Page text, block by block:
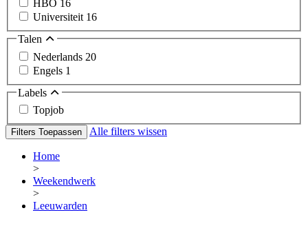
HBO 16
Universiteit 16
Talen
Nederlands 20
Engels 1
Labels
Topjob
Filters Toepassen Alle filters wissen
Home
>
Weekendwerk
>
Leeuwarden